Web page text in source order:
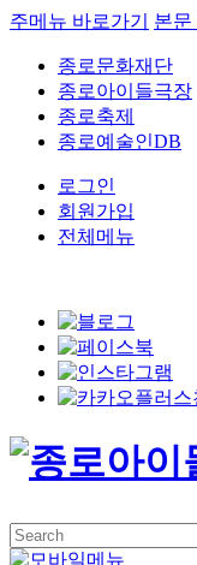
주메뉴 바로가기 본문
종로문화재단
종로아이들극장
종로축제
종로예술인DB
로그인
회원가입
전체메뉴